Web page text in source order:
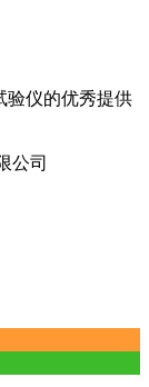
验仪的优秀提供
公司